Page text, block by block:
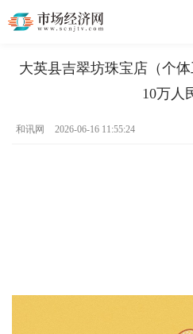
大英县吉翠坊珠宝店（个
10万人
和讯网 2026-06-16 11:55:24